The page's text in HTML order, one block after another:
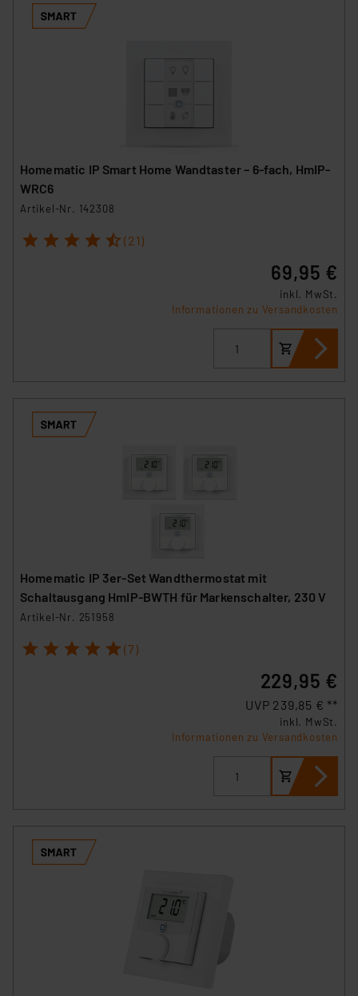
Homematic IP Smart Home Wandtaster – 6-fach, HmIP-
WRC6
Artikel-Nr. 142308
1 2 3 4 5 (21)
69,95 €
inkl. MwSt.
Informationen zu Versandkosten
Homematic IP 3er-Set Wandthermostat mit
Schaltausgang HmIP-BWTH für Markenschalter, 230 V
Artikel-Nr. 251958
1 2 3 4 5 (7)
229,95 €
UVP 239,85 € **
inkl. MwSt.
Informationen zu Versandkosten